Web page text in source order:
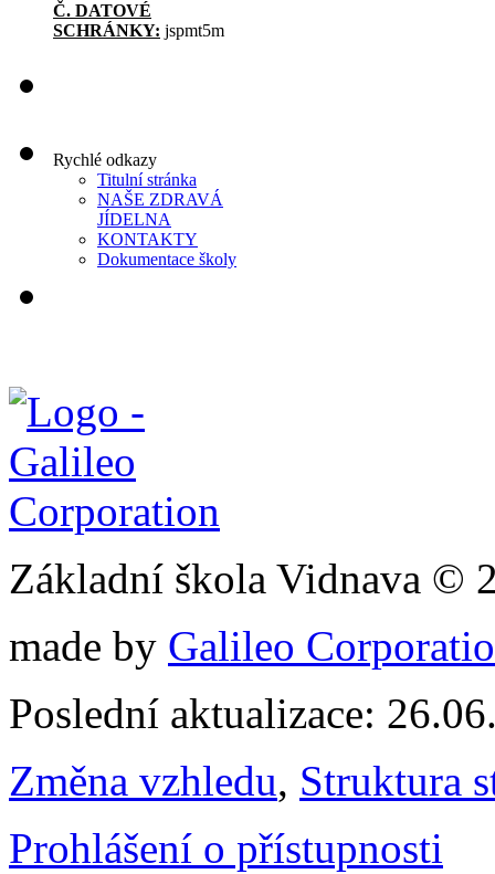
Č. DATOVÉ
SCHRÁNKY: jspmt5m
Rychlé odkazy
Titulní stránka
NAŠE ZDRAVÁ
JÍDELNA
KONTAKTY
Dokumentace školy
Základní škola Vidnava ©
made by Galileo
Poslední aktualizace:
Změna vzhledu, Struktura
Prohlášení o přístupnosti